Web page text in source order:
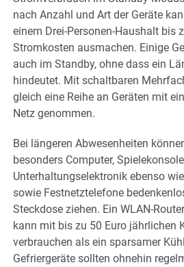
nach Anzahl und Art der Geräte
einem Drei-Personen-Haushalt bis
Stromkosten ausmachen. Einige
auch im Standby, ohne dass ein
hindeutet. Mit schaltbaren
gleich eine Reihe an Geräten mit
Netz genommen.
Bei längeren Abwesenheiten
besonders Computer,
Unterhaltungselektronik ebenso
sowie Festnetztelefone
Steckdose ziehen. Ein WLAN-
kann mit bis zu 50 Euro jährlichen
verbrauchen als ein sparsamer
Gefriergeräte sollten ohnehin